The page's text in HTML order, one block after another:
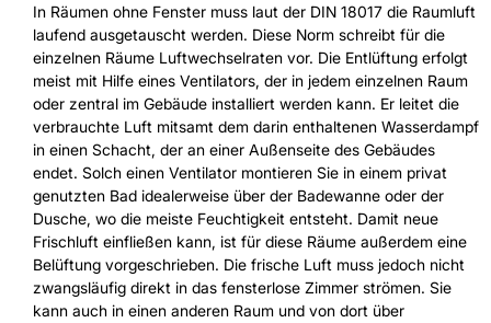
In Räumen ohne Fenster muss laut der DIN 18017 die Raumluft
laufend ausgetauscht werden. Diese Norm schreibt für die
einzelnen Räume Luftwechselraten vor. Die Entlüftung erfolgt
meist mit Hilfe eines Ventilators, der in jedem einzelnen Raum
oder zentral im Gebäude installiert werden kann. Er leitet die
verbrauchte Luft mitsamt dem darin enthaltenen Wasserdampf
in einen Schacht, der an einer Außenseite des Gebäudes
endet. Solch einen Ventilator montieren Sie in einem privat
genutzten Bad idealerweise über der Badewanne oder der
Dusche, wo die meiste Feuchtigkeit entsteht. Damit neue
Frischluft einfließen kann, ist für diese Räume außerdem eine
Belüftung vorgeschrieben. Die frische Luft muss jedoch nicht
zwangsläufig direkt in das fensterlose Zimmer strömen. Sie
kann auch in einen anderen Raum und von dort über